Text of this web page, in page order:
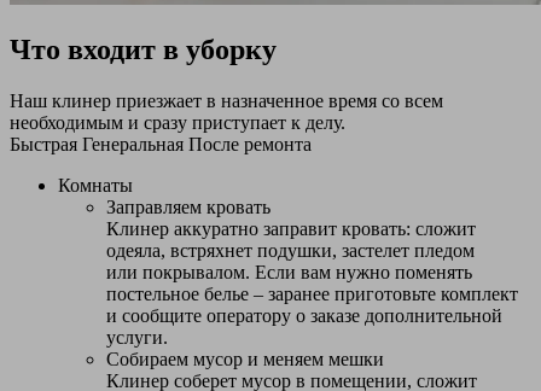
Что входит в уборку
Наш клинер приезжает в назначенное время со всем
необходимым и сразу приступает к делу.
Быстрая Генеральная После ремонта
Комнаты
Заправляем кровать
Клинер аккуратно заправит кровать: сложит
одеяла, встряхнет подушки, застелет пледом
или покрывалом. Если вам нужно поменять
постельное белье – заранее приготовьте комплект
и сообщите оператору о заказе дополнительной
услуги.
Собираем мусор и меняем мешки
Клинер соберет мусор в помещении, сложит